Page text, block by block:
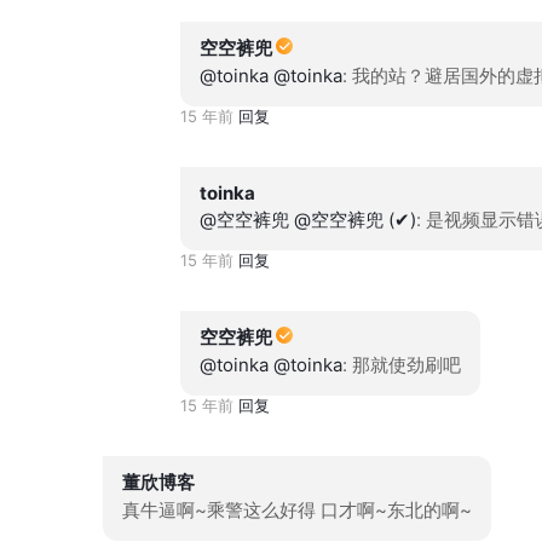
空空裤兜
@toinka @toinka: 我的站？避居国外的虚
15 年前 回复
toinka
@空空裤兜 @空空裤兜 (✔): 是视频显示错
15 年前 回复
空空裤兜
@toinka @toinka: 那就使劲刷吧
15 年前 回复
董欣博客
真牛逼啊~乘警这么好得 口才啊~东北的啊~